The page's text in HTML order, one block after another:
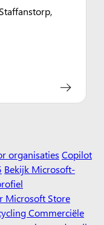
organisaties Copilot
Bekijk Microsoft-
Microsoft Store
Commerciële